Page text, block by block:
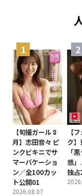
【旬撮ガール 8
月】志田音々 ピ
ンクビキニでサ
マーバケーショ
ン／全100カッ
ト公開01
2026.08.07
【
ク
「
惑」
独